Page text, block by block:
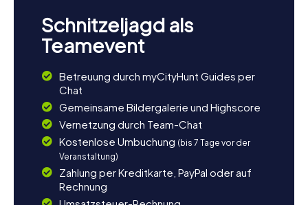
Schnitzeljagd als
Teamevent
Betreuung durch myCityHunt Guides per
Chat
Gemeinsame Bildergalerie und Highscore
Vernetzung durch Team-Chat
Kostenlose Umbuchung (bis 7 Tage vor der
Veranstaltung)
Zahlung per Kreditkarte, PayPal oder auf
Rechnung